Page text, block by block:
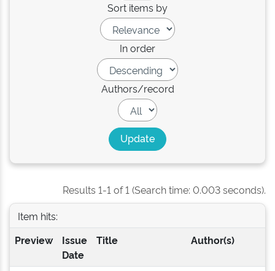
Sort items by
In order
Authors/record
Results 1-1 of 1 (Search time: 0.003 seconds).
Item hits:
Preview
Issue
Date
Title Author(s)